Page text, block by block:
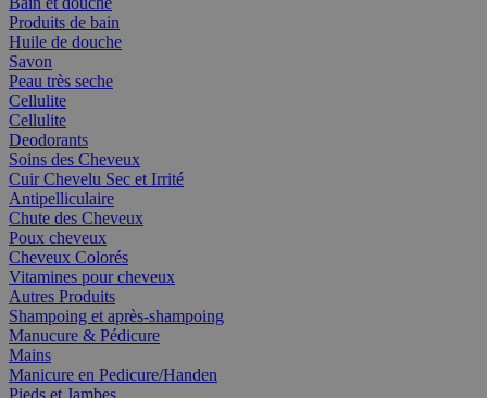
Produits de bain
Huile de douche
Savon
Peau très seche
Cellulite
Cellulite
Deodorants
Soins des Cheveux
Cuir Chevelu Sec et Irrité
Antipelliculaire
Chute des Cheveux
Poux cheveux
Cheveux Colorés
Vitamines pour cheveux
Autres Produits
Shampoing et après-shampoing
Manucure & Pédicure
Mains
Manicure en Pedicure/Handen